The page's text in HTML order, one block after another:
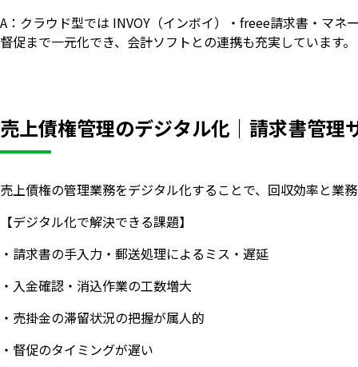
A：クラウド型では INVOY（インボイ）・freee請求書・マ
督促まで一元化でき、会計ソフトとの連携も充実しています
売上債権管理のデジタル化｜請求書管理
売上債権の管理業務をデジタル化することで、回収効率と業
【デジタル化で解決できる課題】
・請求書の手入力・郵送処理によるミス・遅延
・入金確認・消込作業の工数増大
・売掛金の滞留状況の把握が属人的
・督促のタイミングが遅い